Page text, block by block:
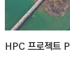
HPC 프로젝트